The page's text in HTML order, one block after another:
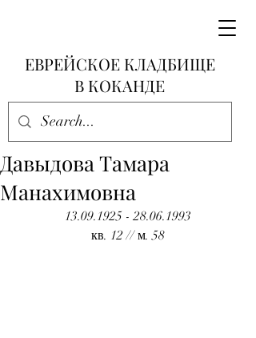
ЕВРЕЙСКОЕ КЛАДБИЩЕ
В КОКАНДЕ
Давыдова Тамара
Манахимовна
13.09.1925 - 28.06.1993
кв. 12 // м. 58